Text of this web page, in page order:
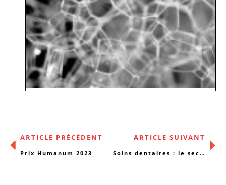
ARTICLE PRÉCÉDENT
Prix Humanum 2023
ARTICLE SUIVANT
Soins dentaires : le secteur social-santé grince des dents